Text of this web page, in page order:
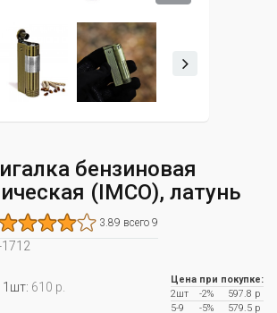
бензиновая
(IMCO), латунь
3.89 всего 9
1712
1шт: 610 р.
Цена при покупке:
2шт
-2%
597.8 р
5-9
-5%
579.5 р